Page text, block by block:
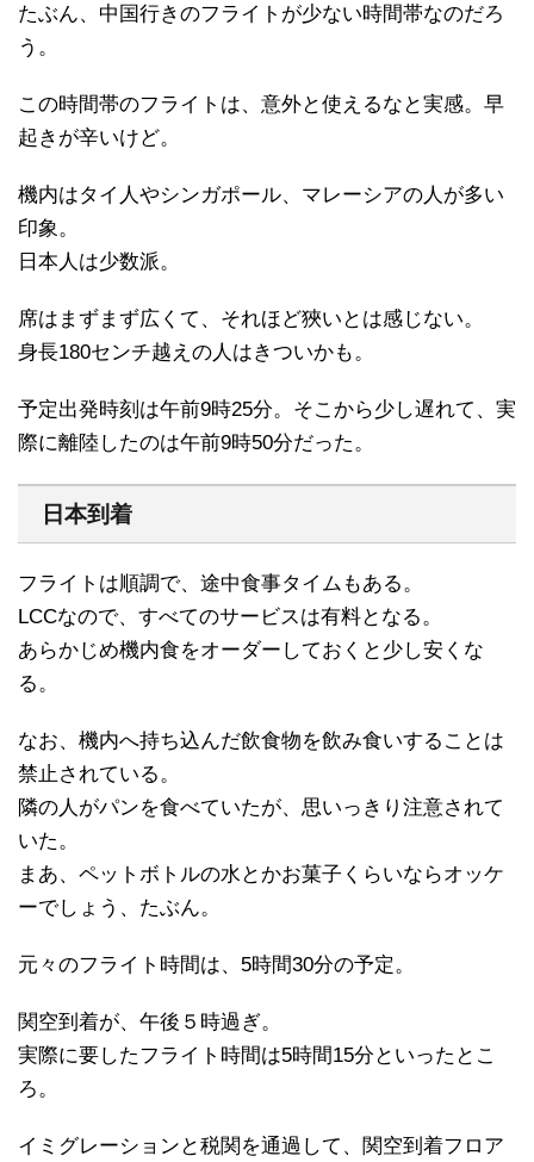
たぶん、中国行きのフライトが少ない時間帯なのだろ
う。
この時間帯のフライトは、意外と使えるなと実感。早
起きが辛いけど。
機内はタイ人やシンガポール、マレーシアの人が多い
印象。
日本人は少数派。
席はまずまず広くて、それほど狹いとは感じない。
身長180センチ越えの人はきついかも。
予定出発時刻は午前9時25分。そこから少し遅れて、実
際に離陸したのは午前9時50分だった。
日本到着
フライトは順調で、途中食事タイムもある。
LCCなので、すべてのサービスは有料となる。
あらかじめ機内食をオーダーしておくと少し安くな
る。
なお、機内へ持ち込んだ飲食物を飲み食いすることは
禁止されている。
隣の人がパンを食べていたが、思いっきり注意されて
いた。
まあ、ペットボトルの水とかお菓子くらいならオッケ
ーでしょう、たぶん。
元々のフライト時間は、5時間30分の予定。
関空到着が、午後５時過ぎ。
実際に要したフライト時間は5時間15分といったとこ
ろ。
イミグレーションと税関を通過して、関空到着フロア